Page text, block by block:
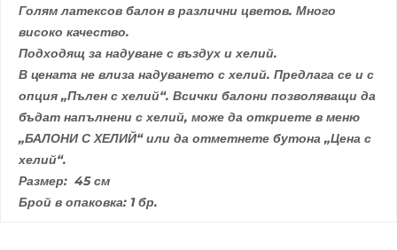
Голям латексов балон в различни цветов. Много
високо качество.
Подходящ за надуване с въздух и хелий.
В цената не влиза надуването с хелий. Предлага се и с
опция „Пълен с хелий“. Всички балони позволяващи да
бъдат напълнени с хелий, може да откриете в меню
„БАЛОНИ С ХЕЛИЙ“ или да отметнете бутона „Цена с
хелий“.
Размер: 45 см
Брой в опаковка: 1 бр.